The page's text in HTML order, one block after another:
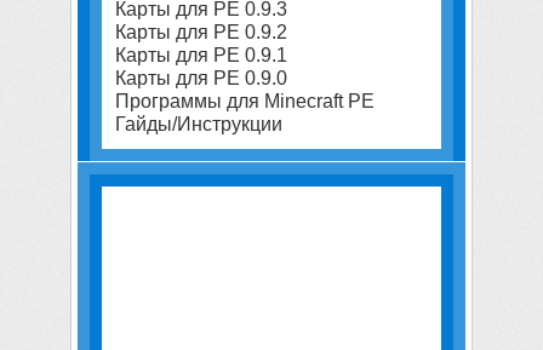
Карты для PE 0.9.3
Карты для PE 0.9.2
Карты для PE 0.9.1
Карты для PE 0.9.0
Программы для Minecraft PE
Гайды/Инструкции